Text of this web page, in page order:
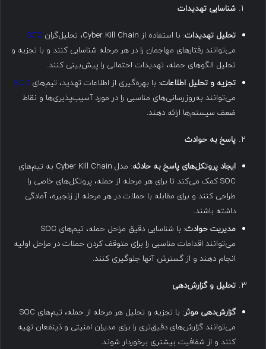
شناسایی تهدیدات
تحلیل تهدیدات: با استفاده از Cyber Kill Chain، تحلیل‌گران
SOC
می‌توانند رفتارهای مهاجمان را در هر مرحله شناسایی کنند و با تجزیه و
تحلیل الگوهای حمله، تهدیدات احتمالی را پیش‌بینی کنند.
تجزیه و تحلیل اطلاعات: با بهره‌گیری از اطلاعات تهدید، تیم‌های SOC
می‌توانند به‌روزرسانی‌های مناسبی را در مورد آسیب‌پذیری‌ها و نقاط
ضعف سیستم‌ها ارائه دهند.
پاسخ به حوادث
ایجاد پروتکل‌های پاسخ به حادثه
: مدل Cyber Kill Chain به تیم‌های
SOC کمک می‌کند تا برای هر مرحله از حمله، پروتکل‌های خاصی را
طراحی کنند و برای مقابله با حملات در هر مرحله از زنجیره، آمادگی
داشته باشند.
مدیریت حوادث
: با شناسایی دقیق مراحل حمله، تیم‌های SOC
می‌توانند اقدامات مناسبی را برای متوقف کردن حملات در مراحل اولیه
انجام دهند و از گسترش آنها جلوگیری کنند.
تحلیل و گزارش‌دهی
گزارش‌دهی موثر
: با تجزیه و تحلیل هر مرحله از حمله، تیم‌های SOC
می‌توانند گزارش‌های دقیق‌تری را برای مدیران امنیتی و ذینفعان تهیه
کنند و از شفافیت بیشتری برخوردار شوند.